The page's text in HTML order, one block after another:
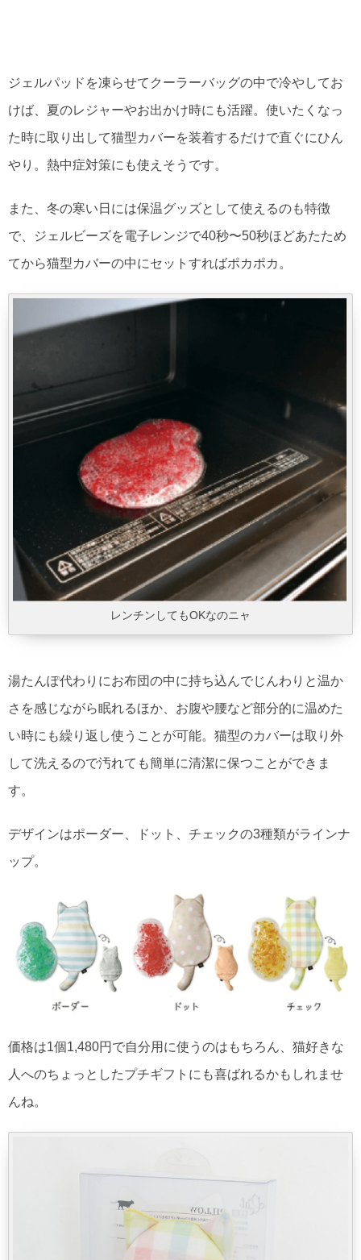
ジェルパッドを凍らせてクーラーバッグの中で冷やしてお
けば、夏のレジャーやお出かけ時にも活躍。使いたくなっ
た時に取り出して猫型カバーを装着するだけで直ぐにひん
やり。熱中症対策にも使えそうです。
また、冬の寒い日には保温グッズとして使えるのも特徴
で、ジェルビーズを電子レンジで40秒〜50秒ほどあたため
てから猫型カバーの中にセットすればポカポカ。
レンチンしてもOKなのニャ
湯たんぽ代わりにお布団の中に持ち込んでじんわりと温か
さを感じながら眠れるほか、お腹や腰など部分的に温めた
い時にも繰り返し使うことが可能。猫型のカバーは取り外
して洗えるので汚れても簡単に清潔に保つことができま
す。
デザインはポーダー、ドット、チェックの3種類がラインナ
ップ。
価格は1個1,480円で自分用に使うのはもちろん、猫好きな
人へのちょっとしたプチギフトにも喜ばれるかもしれませ
んね。